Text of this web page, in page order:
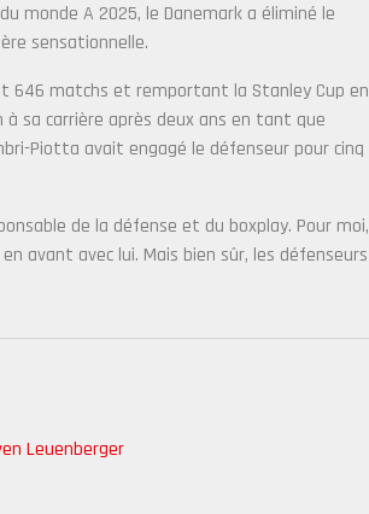
monde A 2025, le Danemark a éliminé le
sensationnelle.
646 matchs et remportant la Stanley Cup en
à sa carrière après deux ans en tant que
Piotta avait engagé le défenseur pour cinq
de la défense et du boxplay. Pour moi,
avant avec lui. Mais bien sûr, les défenseurs
Leuenberger